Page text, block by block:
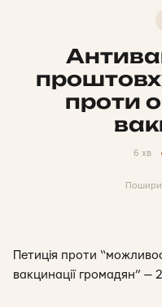
проти
6 хв
Петиція проти
вакцинації громадян” —